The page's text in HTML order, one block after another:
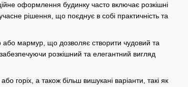
оформлення будинку часто включає розкішні
рішення, що поєднує в собі практичність та
або мармур, що дозволяє створити чудовий та
розкішний та елегантний вигляд
горіх, а також більш вишукані варіанти, такі як